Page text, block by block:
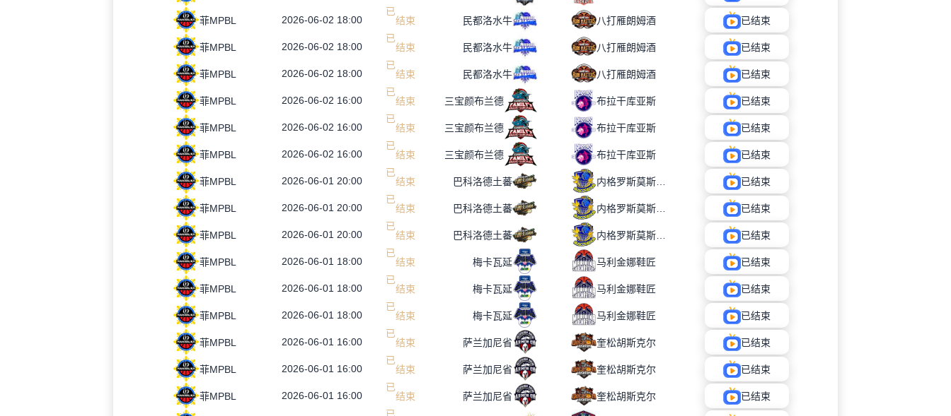
菲MPBL 2026-06-02 18:00 结束 民都洛水牛 八打雁朗姆酒 已结束
菲MPBL 2026-06-02 18:00 结束 民都洛水牛 八打雁朗姆酒 已结束
菲MPBL 2026-06-02 18:00 结束 民都洛水牛 八打雁朗姆酒 已结束
菲MPBL 2026-06-02 16:00 结束 三宝颜布兰德 布拉干库亚斯 已结束
菲MPBL 2026-06-02 16:00 结束 三宝颜布兰德 布拉干库亚斯 已结束
菲MPBL 2026-06-02 16:00 结束 三宝颜布兰德 布拉干库亚斯 已结束
菲MPBL 2026-06-01 20:00 结束 巴科洛德土蕃 内格罗斯莫斯科瓦多斯 已结束
菲MPBL 2026-06-01 20:00 结束 巴科洛德土蕃 内格罗斯莫斯科瓦多斯 已结束
菲MPBL 2026-06-01 20:00 结束 巴科洛德土蕃 内格罗斯莫斯科瓦多斯 已结束
菲MPBL 2026-06-01 18:00 结束 梅卡瓦延 马利金娜鞋匠 已结束
菲MPBL 2026-06-01 18:00 结束 梅卡瓦延 马利金娜鞋匠 已结束
菲MPBL 2026-06-01 18:00 结束 梅卡瓦延 马利金娜鞋匠 已结束
菲MPBL 2026-06-01 16:00 结束 萨兰加尼省 奎松胡斯克尔 已结束
菲MPBL 2026-06-01 16:00 结束 萨兰加尼省 奎松胡斯克尔 已结束
菲MPBL 2026-06-01 16:00 结束 萨兰加尼省 奎松胡斯克尔 已结束